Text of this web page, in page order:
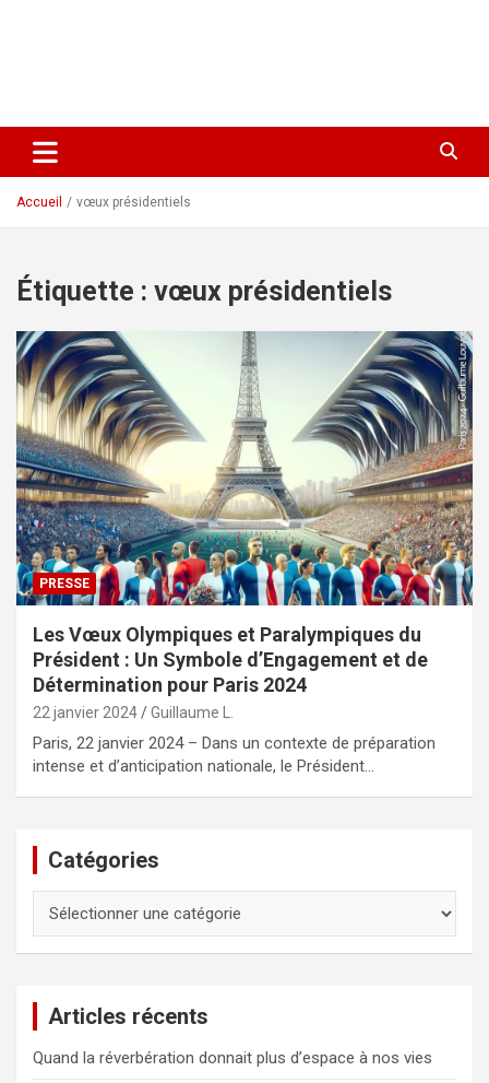
Accueil vœux présidentiels
Étiquette : vœux présidentiels
PRESSE
Les Vœux Olympiques et Paralympiques du
Président : Un Symbole d’Engagement et de
Détermination pour Paris 2024
22 janvier 2024 Guillaume L.
Paris, 22 janvier 2024 – Dans un contexte de préparation
intense et d’anticipation nationale, le Président…
Catégories
Articles récents
Quand la réverbération donnait plus d’espace à nos vies